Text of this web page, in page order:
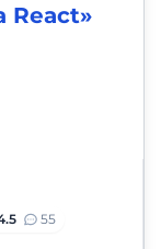
React»
55